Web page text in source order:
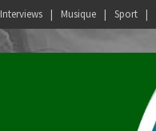
Interviews Musique Sport